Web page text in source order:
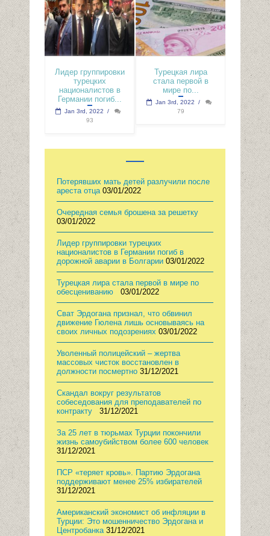
Лидер группировки
турецких
националистов в
Германии погиб...
Jan 3rd, 2022
/
93
Турецкая лира
стала первой в
мире по...
Jan 3rd, 2022
/
79
Потерявших мать детей разлучили после
ареста отца 03/01/2022
Очередная семья брошена за решетку
03/01/2022
Лидер группировки турецких
националистов в Германии погиб в
дорожной аварии в Болгарии 03/01/2022
Турецкая лира стала первой в мире по
обесцениванию
03/01/2022
Сват Эрдогана признал, что обвинил
движение Гюлена лишь основываясь на
своих личных подозрениях 03/01/2022
Уволенный полицейский – жертва
массовых чисток восстановлен в
должности посмертно 31/12/2021
Скандал вокруг результатов
собеседования для преподавателей по
контракту
31/12/2021
За 25 лет в тюрьмах Турции покончили
жизнь самоубийством более 600 человек
31/12/2021
ПСР «теряет кровь». Партию Эрдогана
поддерживают менее 25% избирателей
31/12/2021
Американский экономист об инфляции в
Турции: Это мошенничество Эрдогана и
Центробанка 31/12/2021